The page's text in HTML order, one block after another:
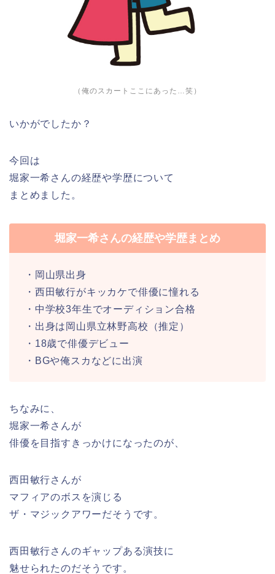
（俺のスカートここにあった…笑）
いかがでしたか？
今回は
堀家一希さんの経歴や学歴について
まとめました。
堀家一希さんの経歴や学歴まとめ
・岡山県出身
・西田敏行がキッカケで俳優に憧れる
・中学校3年生でオーディション合格
・出身は岡山県立林野高校（推定）
・18歳で俳優デビュー
・BGや俺スカなどに出演
ちなみに、
堀家一希さんが
俳優を目指すきっかけになったのが、
西田敏行さんが
マフィアのボスを演じる
ザ・マジックアワーだそうです。
西田敏行さんのギャップある演技に
魅せられたのだそうです。